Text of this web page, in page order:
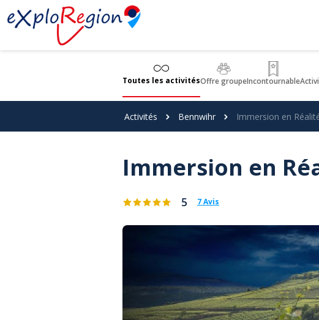
Panneau de gestion des cookies
Toutes les activitésOffre groupeIncontournable
Activités Bennwihr Immersion en
Immersion en
5 7 Avis